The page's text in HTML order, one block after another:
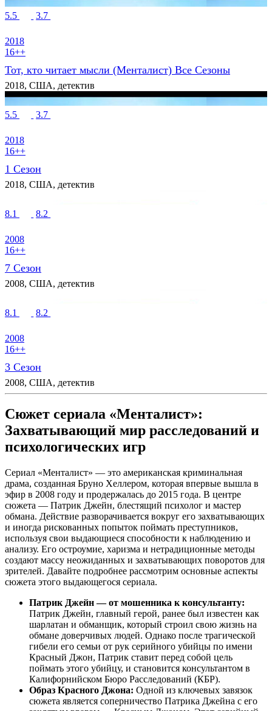
5.5 3.7
2018
16++
Тот, кто читает мысли (Менталист) Все Сезоны
2018, США, детектив
5.5 3.7
2018
16++
1 Сезон
2018, США, детектив
8.1 8.2
2008
16++
7 Сезон
2008, США, детектив
8.1 8.2
2008
16++
3 Сезон
2008, США, детектив
Сюжет сериала «Менталист»:
Захватывающий мир расследований и
психологических игр
Сериал «Менталист» — это американская криминальная
драма, созданная Бруно Хеллером, которая впервые вышла в
эфир в 2008 году и продержалась до 2015 года. В центре
сюжета — Патрик Джейн, блестящий психолог и мастер
обмана. Действие разворачивается вокруг его захватывающих
и иногда рискованных попыток поймать преступников,
используя свои выдающиеся способности к наблюдению и
анализу. Его остроумие, харизма и нетрадиционные методы
создают массу неожиданных и захватывающих поворотов для
зрителей. Давайте подробнее рассмотрим основные аспекты
сюжета этого выдающегося сериала.
Патрик Джейн — от мошенника к консультанту:
Патрик Джейн, главный герой, ранее был известен как
шарлатан и обманщик, который строил свою жизнь на
обмане доверчивых людей. Однако после трагической
гибели его семьи от рук серийного убийцы по имени
Красный Джон, Патрик ставит перед собой цель
поймать этого убийцу, и становится консультантом в
Калифорнийском Бюро Расследований (КБР).
Образ Красного Джона: Одной из ключевых завязок
сюжета является соперничество Патрика Джейна с его